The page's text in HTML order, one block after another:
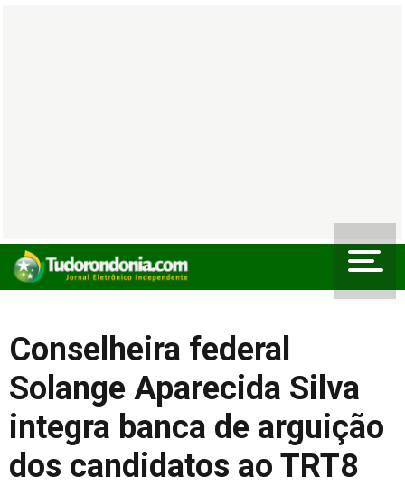
Conselheira federal
Solange Aparecida Silva
integra banca de arguição
dos candidatos ao TRT8